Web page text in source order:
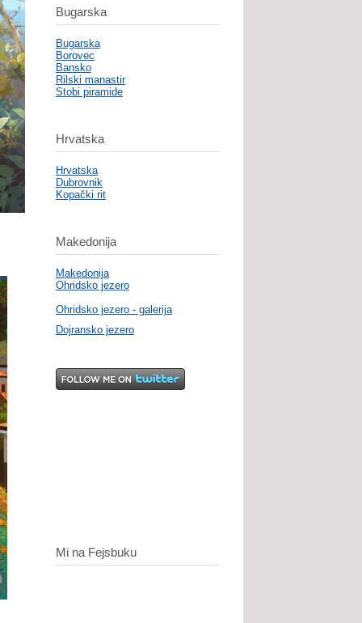
Bugarska
Bugarska
Borovec
Bansko
Rilski manastir
Stobi piramide
Hrvatska
Hrvatska
Dubrovnik
Kopački rit
Makedonija
Makedonija
Ohridsko jezero
Ohridsko jezero - galerija
Dojransko jezero
Mi na Fejsbuku